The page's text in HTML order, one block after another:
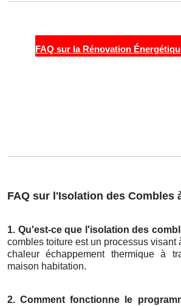
FAQ sur la Rénovation
FAQ sur l'Isolation des Combles
1. Qu'est-ce que l'isolation des
combles toiture est un processus visant
chaleur échappement thermique à
maison habitation.
2. Comment fonctionne le